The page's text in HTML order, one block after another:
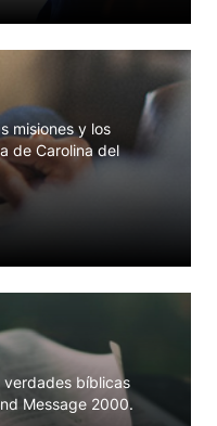
misiones y los
de Carolina del
verdades bíblicas
Message 2000.